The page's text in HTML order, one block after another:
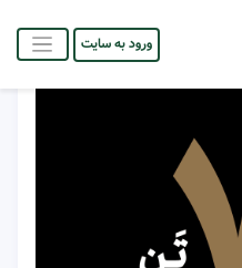
ورود به سایت